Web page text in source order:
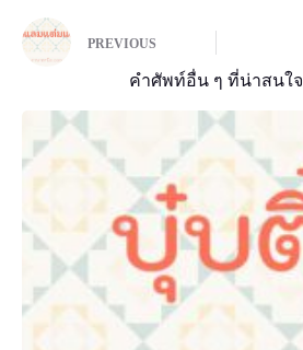
PREVIOUS
คำศัพท์อื่น ๆ ที่น่าสนใจ